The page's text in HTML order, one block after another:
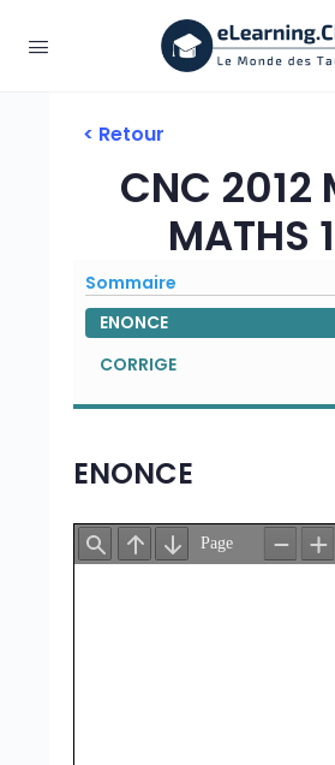
< Retour
CNC 2012
MATHS 1
Sommaire
ENONCE
CORRIGE
ENONCE